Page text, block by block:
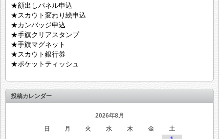
★顔出しパネル申込
★スカウト変わり絵申込
★カンバッジ申込
★手旗クリアスタンプ
★手旗マグネット
★スカウト銀行券
★ポケットティッシュ
投稿カレンダー
2026年8月
日
月 火 水 木 金
土